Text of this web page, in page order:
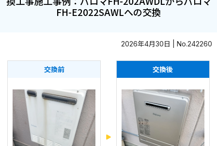
FH-E2022SAWLへの交換
2026年4月30日 | No.242260
交換前 交換後